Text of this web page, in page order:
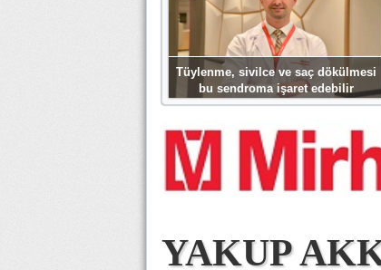
Tüylenme, sivilce ve saç dökülmesi
bu sendroma işaret edebilir
YAKUP